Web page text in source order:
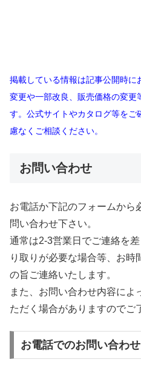
掲載している情報は記事公開時に
変更や一部改良、販売価格の変更
す。公式サイトやカタログ等をご
慮なくご相談ください。
お問い合わせ
お電話か下記のフォームから
問い合わせ下さい。
通常は2-3営業日でご連絡を
り取りが必要な場合等、お時
の旨ご連絡いたします。
また、お問い合わせ内容によ
ただく場合がありますのでご
お電話でのお問い合わせ